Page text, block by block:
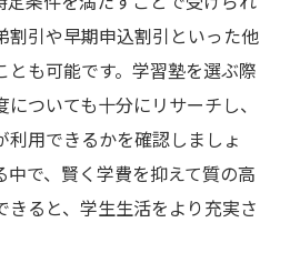
割引や早期申込割引といった他
とも可能です。学習塾を選ぶ際
ついても十分にリサーチし、
利用できるかを確認しましょ
中で、賢く学費を抑えて質の高
きると、学生生活をより充実さ